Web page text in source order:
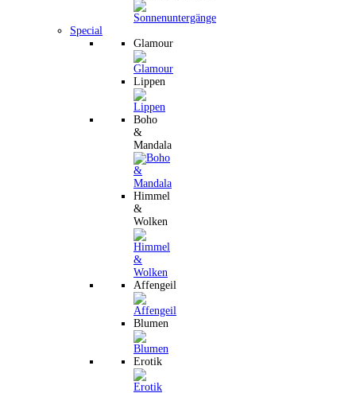
Special
Glamour
Lippen
Boho
&
Mandala
Himmel
&
Wolken
Affengeil
Blumen
Erotik